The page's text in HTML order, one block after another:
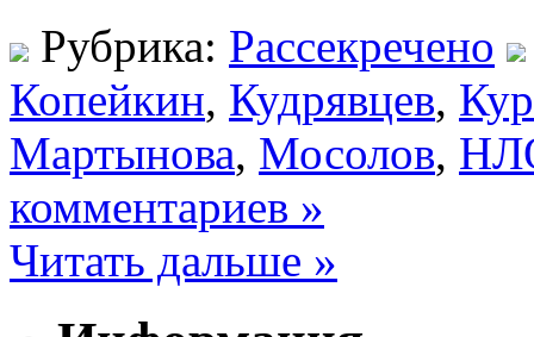
Рубрика: Рассекречено
Копейкин, Кудрявцев,
Мартынова, Мосолов,
комментариев »
Читать дальше »